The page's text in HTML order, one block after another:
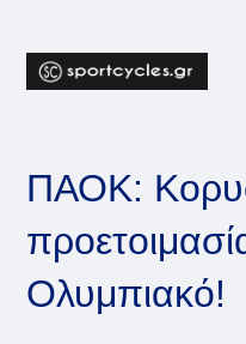
content
ΠΑΟΚ:
Ολυμπιακό!